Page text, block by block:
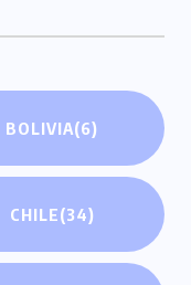
BOLIVIA(6)
CHILE(34)